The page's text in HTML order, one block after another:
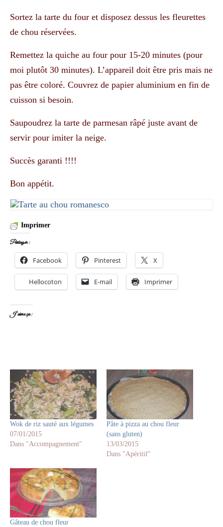
Sortez la tarte du four et disposez dessus les fleurettes
de chou réservées.
Remettez la quiche au four pour 15-20 minutes (pour
moi plutôt 30 minutes). L’appareil doit être pris mais ne
pas être coloré. Couvrez de papier aluminium en fin de
cuisson si besoin.
Saupoudrez la tarte de parmesan râpé juste avant de
servir pour imiter la neige.
Succès garanti !!!!
Bon appétit.
Imprimer
Partager :
Facebook Pinterest X
Hellocoton E-mail Imprimer
J’aime ça :
Wok de riz sauté aux légumes
07/01/2015
Dans "Accompagnement"
Pâte à pizza au chou fleur
(sans gluten)
13/03/2015
Dans "Apéritif"
Gâteau de chou fleur